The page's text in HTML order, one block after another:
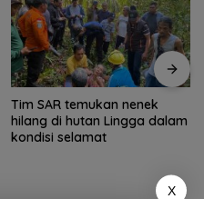
Tim SAR temukan nenek
hilang di hutan Lingga dalam
kondisi selamat
X